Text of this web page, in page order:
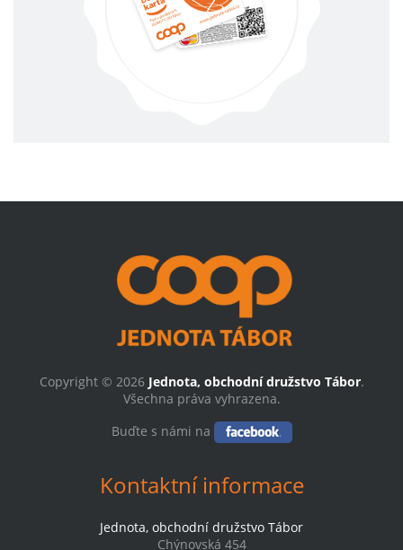
Copyright © 2026 Jednota, obchodní družstvo Tábor.
Všechna práva vyhrazena.
Buďte s námi na
Kontaktní informace
Jednota, obchodní družstvo Tábor
Chýnovská 454